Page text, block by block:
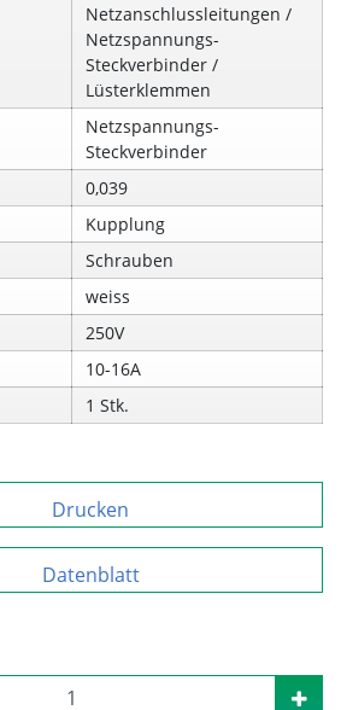
Netzanschlussleitungen /
Netzspannungs-
Steckverbinder /
Lüsterklemmen
Netzspannungs-
Steckverbinder
0,039
Kupplung
Schrauben
weiss
250V
10-16A
1 Stk.
Drucken
Datenblatt